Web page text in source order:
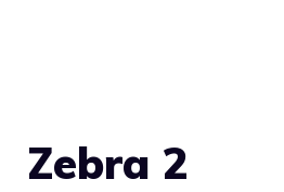
Zebra 2